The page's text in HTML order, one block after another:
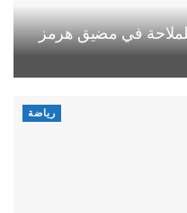
للملاحة في مضيق هرمز
رياضة